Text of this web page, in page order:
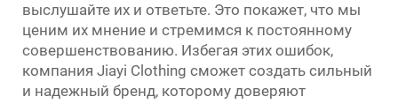
выслушайте их и ответьте. Это покажет, что мы
ценим их мнение и стремимся к постоянному
совершенствованию. Избегая этих ошибок,
компания Jiayi Clothing сможет создать сильный
и надежный бренд, которому доверяют